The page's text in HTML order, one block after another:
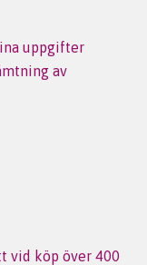
uppgifter
av
vid köp över 400